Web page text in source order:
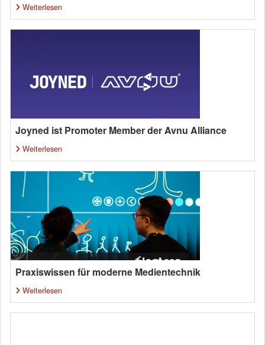
Weiterlesen
Joyned ist Promoter Member der Avnu Alliance
Weiterlesen
Praxiswissen für moderne Medientechnik
Weiterlesen